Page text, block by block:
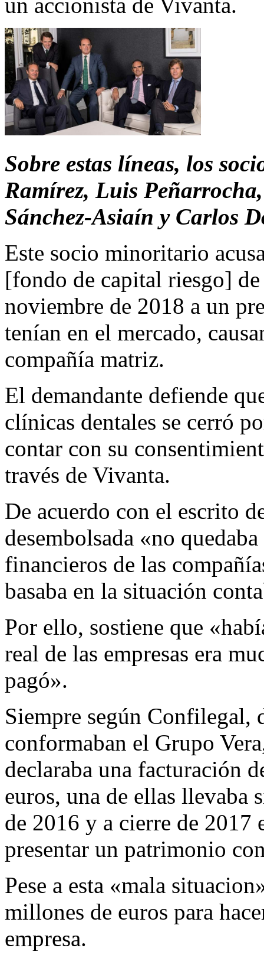
un accionista de Vivanta.
Sobre estas líneas, los
Ramírez, Luis
Sánchez-Asiaín y Carlos
Este socio minoritario
[fondo de capital riesgo]
noviembre de 2018 a un
tenían en el mercado,
compañía matriz.
El demandante defiende
clínicas dentales se cerró
contar con su
través de Vivanta.
De acuerdo con el escrito
desembolsada «no
financieros de las
basaba en la situación
Por ello, sostiene que
real de las empresas era
pagó».
Siempre según Confilegal,
conformaban el Grupo
declaraba una facturación
euros, una de ellas llevaba
de 2016 y a cierre de 2017
presentar un patrimonio
Pese a esta «mala
millones de euros para
empresa.